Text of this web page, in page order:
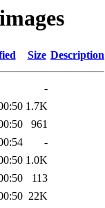
Size Description
-
1.7K
961
-
1.0K
113
22K